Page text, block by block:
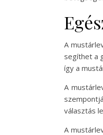
A
segíthet a
így a
A
választás
A